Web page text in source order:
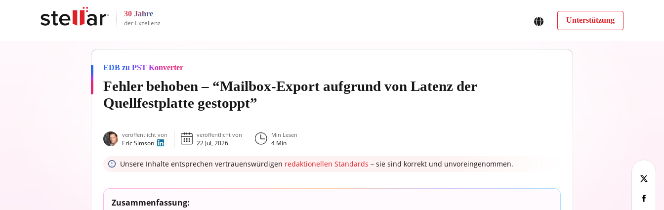
30 Jahre
der Exzellenz
Unterstützung
EDB zu PST Konverter
Fehler behoben – “Mailbox-Export aufgrund von Latenz der
Quellfestplatte gestoppt”
veröffentlicht von
Eric Simson
veröffentlicht von
22 Jul, 2026
Min Lesen
4Min
Unsere Inhalte entsprechen vertrauenswürdigen redaktionellen Standards – sie sind korrekt und unvoreingenommen.
Zusammenfassung: